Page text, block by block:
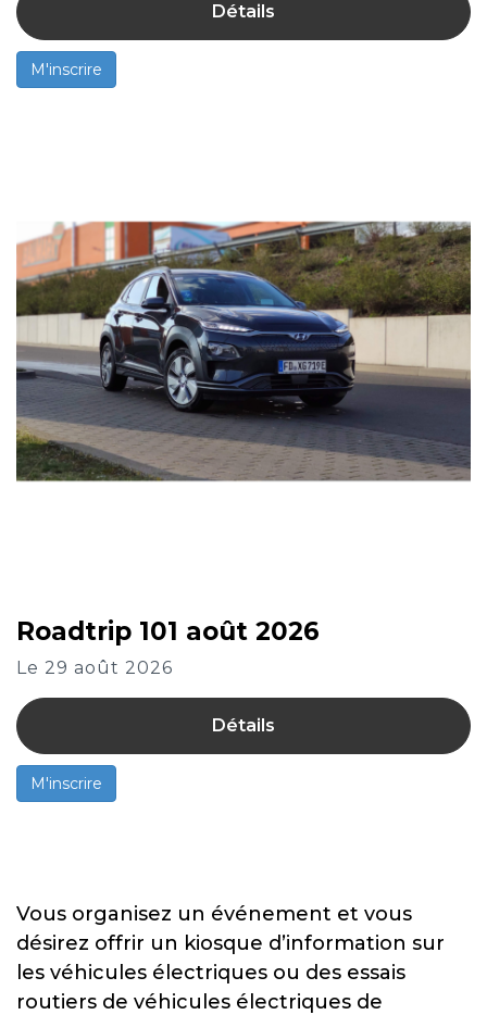
Détails
M'inscrire
Roadtrip 101 août 2026
Le 29 août 2026
Détails
M'inscrire
Vous organisez un événement et vous
désirez offrir un kiosque d’information sur
les véhicules électriques ou des essais
routiers de véhicules électriques de